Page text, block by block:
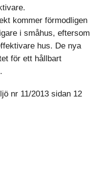
kommer förmodligen
i småhus, eftersom
hus. De nya
för ett hållbart
nr 11/2013 sidan 12